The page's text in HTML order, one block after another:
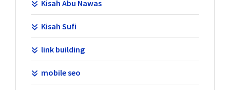
Kisah Abu Nawas
Kisah Sufi
link building
mobile seo